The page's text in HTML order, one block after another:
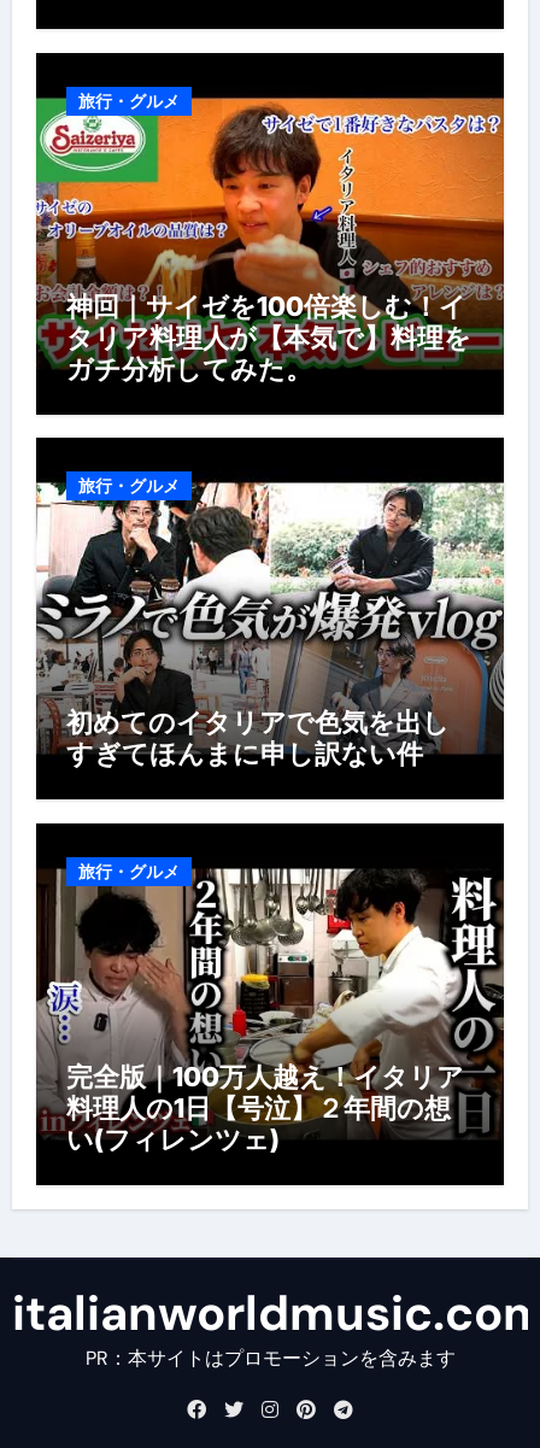
風景】
旅行・グルメ
神回｜サイゼを100倍楽しむ！イ
タリア料理人が【本気で】料理を
ガチ分析してみた。
旅行・グルメ
初めてのイタリアで色気を出し
すぎてほんまに申し訳ない件
旅行・グルメ
完全版｜100万人越え！イタリア
料理人の1日【号泣】２年間の想
い(フィレンツェ)
PR：本サイトはプロモーションを含みます